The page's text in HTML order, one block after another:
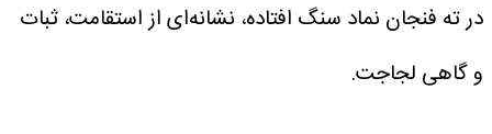
در ته فنجان نماد سنگ افتاده، نشانه‌ای از استقامت، ثبات
و گاهی لجاجت.